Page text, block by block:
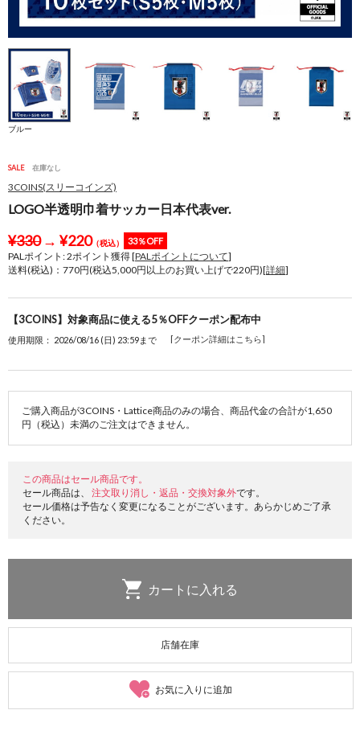
ブルー
SALE 在庫なし
3COINS(スリーコインズ)
LOGO半透明巾着サッカー日本代表ver.
¥330→ ¥220（税込） 33％OFF
PALポイント:2ポイント獲得 [PALポイントについて]
送料(税込)：770円(税込5,000円以上のお買い上げで220円)[詳細]
【3COINS】対象商品に使える5％OFFクーポン配布中
使用期限： 2026/08/16 (日) 23:59まで [クーポン詳細はこちら]
ご購入商品が3COINS・Lattice商品のみの場合、商品代金の合計が1,650
円（税込）未満のご注文はできません。
この商品はセール商品です。
セール商品は、 注文取り消し・返品・交換対象外です。
セール価格は予告なく変更になることがございます。あらかじめご了承
ください。
店舗在庫
お気に入りに追加